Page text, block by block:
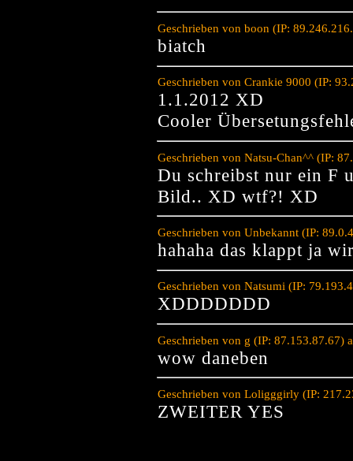
Geschrieben von boon (IP:
biatch
Geschrieben von Crankie 9000 (IP:
1.1.2012 XD
Cooler
Geschrieben von Natsu-Chan^^ (IP:
Du schreibst nur ein F
Bild.. XD wtf?! XD
Geschrieben von Unbekannt (IP:
hahaha das klappt ja
Geschrieben von Natsumi (IP:
XDDDDDDD
Geschrieben von g (IP: 87.153.87.67)
wow daneben
Geschrieben von Loligggirly (IP:
ZWEITER YES